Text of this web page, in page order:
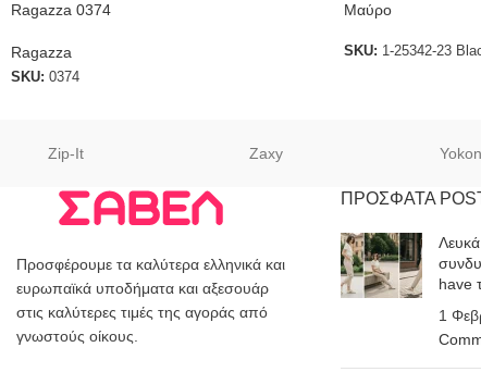
Ragazza 0374
Ragazza
SKU: 0374
Μαύρο
SKU: 1-25342-23
Zip-It Zaxy
Προσφέρουμε τα καλύτερα ελληνικά και
ευρωπαϊκά υποδήματα και αξεσουάρ
στις καλύτερες τιμές της αγοράς από
γνωστούς οίκους.
ΠΡΟΣΦΑΤΑ
have
1